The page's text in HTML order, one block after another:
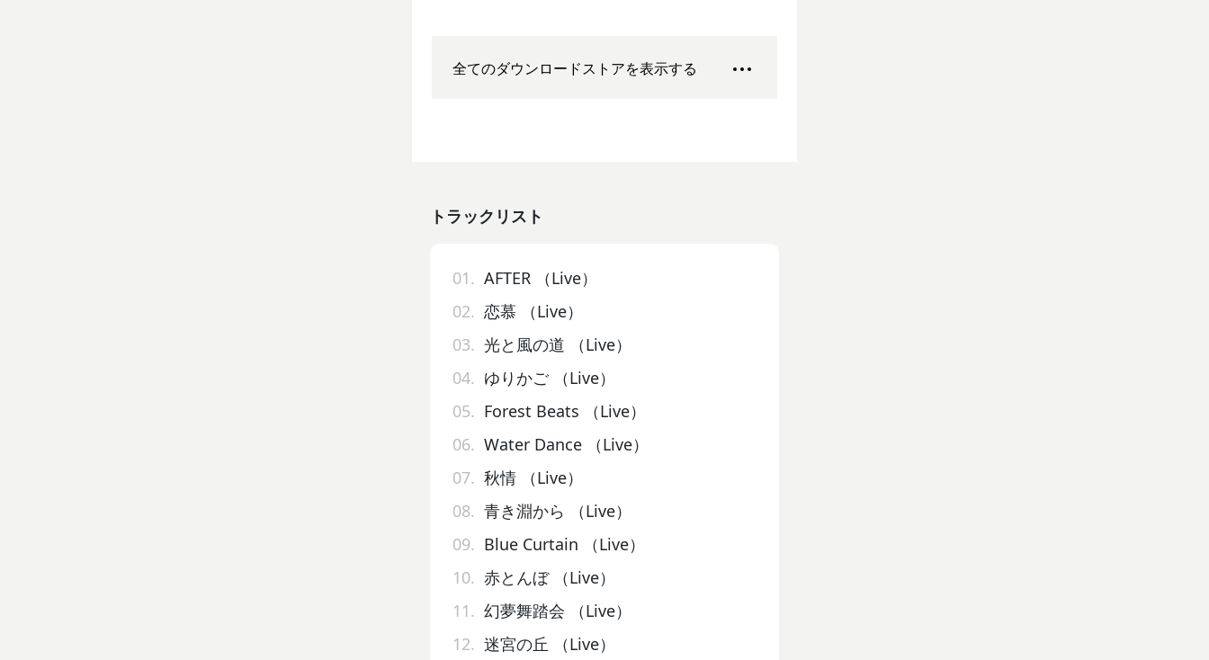
全てのダウンロードストアを表示する
トラックリスト
01. AFTER （Live）
02. 恋慕 （Live）
03. 光と風の道 （Live）
04. ゆりかご （Live）
05. Forest Beats （Live）
06. Water Dance （Live）
07. 秋情 （Live）
08. 青き淵から （Live）
09. Blue Curtain （Live）
10. 赤とんぼ （Live）
11. 幻夢舞踏会 （Live）
12. 迷宮の丘 （Live）